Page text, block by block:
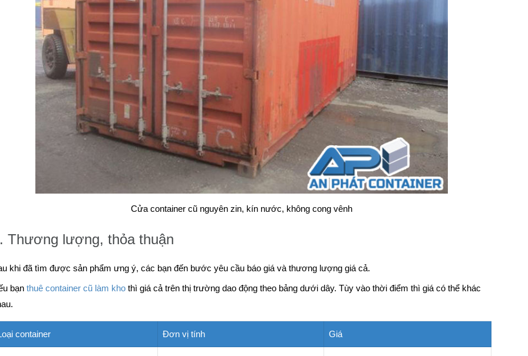
Cửa container cũ nguyên zin, kín nước, không cong vênh
Thương lượng, thỏa thuận
khi đã tìm được sản phẩm ưng ý, các bạn đến bước yêu cầu báo giá và thương lượng giá cả.
bạn thuê container cũ làm kho thì giá cả trên thị trường dao động theo bảng dưới dây. Tùy vào thời điểm thì giá có thể khác
container Đơn vị tính Giá